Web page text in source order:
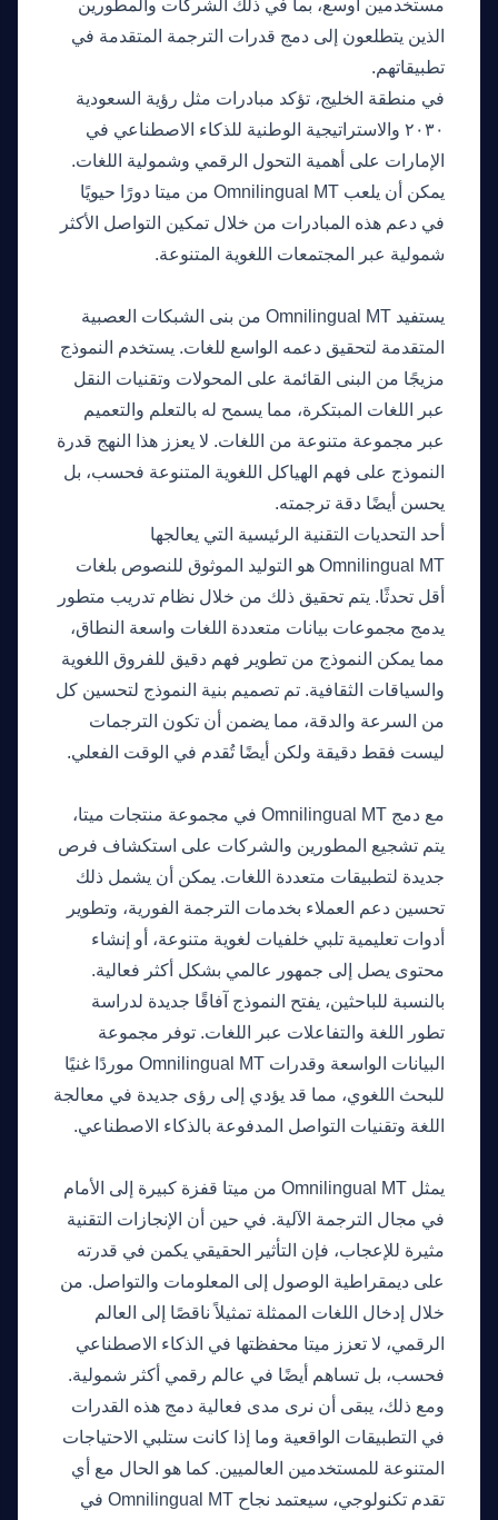
مستخدمين أوسع، بما في ذلك الشركات والمطورين
الذين يتطلعون إلى دمج قدرات الترجمة المتقدمة في
تطبيقاتهم.
في منطقة الخليج، تؤكد مبادرات مثل رؤية السعودية
٢٠٣٠ والاستراتيجية الوطنية للذكاء الاصطناعي في
الإمارات على أهمية التحول الرقمي وشمولية اللغات.
يمكن أن يلعب Omnilingual MT من ميتا دورًا حيويًا
في دعم هذه المبادرات من خلال تمكين التواصل الأكثر
شمولية عبر المجتمعات اللغوية المتنوعة.
يستفيد Omnilingual MT من بنى الشبكات العصبية
المتقدمة لتحقيق دعمه الواسع للغات. يستخدم النموذج
مزيجًا من البنى القائمة على المحولات وتقنيات النقل
عبر اللغات المبتكرة، مما يسمح له بالتعلم والتعميم
عبر مجموعة متنوعة من اللغات. لا يعزز هذا النهج قدرة
النموذج على فهم الهياكل اللغوية المتنوعة فحسب، بل
يحسن أيضًا دقة ترجمته.
أحد التحديات التقنية الرئيسية التي يعالجها
Omnilingual MT هو التوليد الموثوق للنصوص بلغات
أقل تحدثًا. يتم تحقيق ذلك من خلال نظام تدريب متطور
يدمج مجموعات بيانات متعددة اللغات واسعة النطاق،
مما يمكن النموذج من تطوير فهم دقيق للفروق اللغوية
والسياقات الثقافية. تم تصميم بنية النموذج لتحسين كل
من السرعة والدقة، مما يضمن أن تكون الترجمات
ليست فقط دقيقة ولكن أيضًا تُقدم في الوقت الفعلي.
مع دمج Omnilingual MT في مجموعة منتجات ميتا،
يتم تشجيع المطورين والشركات على استكشاف فرص
جديدة لتطبيقات متعددة اللغات. يمكن أن يشمل ذلك
تحسين دعم العملاء بخدمات الترجمة الفورية، وتطوير
أدوات تعليمية تلبي خلفيات لغوية متنوعة، أو إنشاء
محتوى يصل إلى جمهور عالمي بشكل أكثر فعالية.
بالنسبة للباحثين، يفتح النموذج آفاقًا جديدة لدراسة
تطور اللغة والتفاعلات عبر اللغات. توفر مجموعة
البيانات الواسعة وقدرات Omnilingual MT موردًا غنيًا
للبحث اللغوي، مما قد يؤدي إلى رؤى جديدة في معالجة
اللغة وتقنيات التواصل المدفوعة بالذكاء الاصطناعي.
يمثل Omnilingual MT من ميتا قفزة كبيرة إلى الأمام
في مجال الترجمة الآلية. في حين أن الإنجازات التقنية
مثيرة للإعجاب، فإن التأثير الحقيقي يكمن في قدرته
على ديمقراطية الوصول إلى المعلومات والتواصل. من
خلال إدخال اللغات الممثلة تمثيلاً ناقصًا إلى العالم
الرقمي، لا تعزز ميتا محفظتها في الذكاء الاصطناعي
فحسب، بل تساهم أيضًا في عالم رقمي أكثر شمولية.
ومع ذلك، يبقى أن نرى مدى فعالية دمج هذه القدرات
في التطبيقات الواقعية وما إذا كانت ستلبي الاحتياجات
المتنوعة للمستخدمين العالميين. كما هو الحال مع أي
تقدم تكنولوجي، سيعتمد نجاح Omnilingual MT في